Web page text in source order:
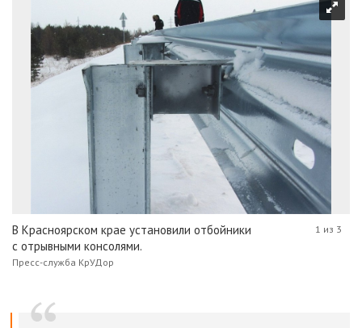
В Красноярском крае установили отбойники
с отрывными консолями.
Пресс-служба КрУДор
1 из 3